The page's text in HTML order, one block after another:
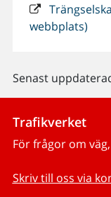
webbplats)
Senast
Trafikverket
För frågor om
Skriv till oss via